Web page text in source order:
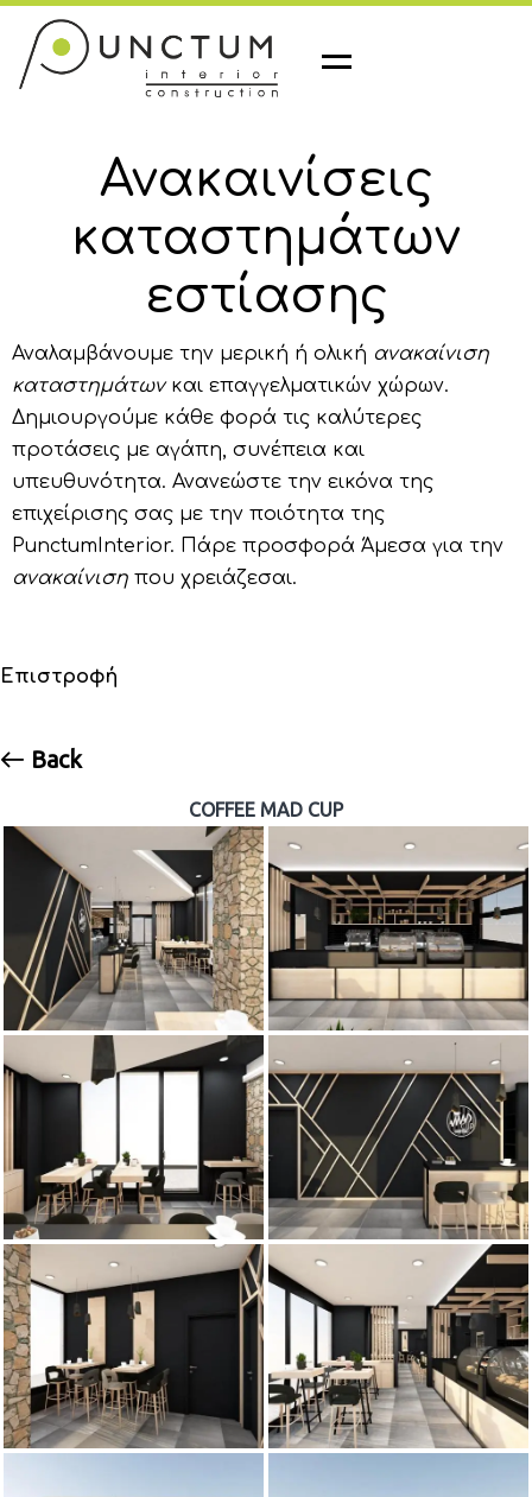
M
Ανακαινίσεις
καταστημάτων
εστίασης
Αναλαμβάνουμε την μερική ή ολική ανακαίνιση
καταστημάτωνκαι επαγγελματικών χώρων.
Δημιουργούμε κάθε φορά τις καλύτερες
προτάσεις με αγάπη, συνέπεια και
υπευθυνότητα. Ανανεώστε την εικόνα της
επιχείρισης σας με την ποιότητα της
PunctumInterior. Πάρε προσφορά Άμεσα για την
ανακαίνιση που χρειάζεσαι.
Επιστροφή
Back
COFFEE MAD CUP